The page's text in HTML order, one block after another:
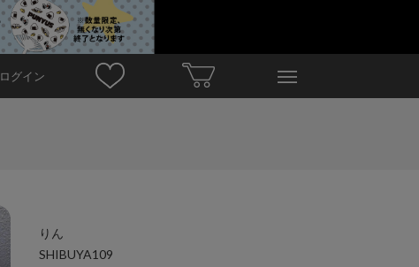
ログイン
りん
SHIBUYA109